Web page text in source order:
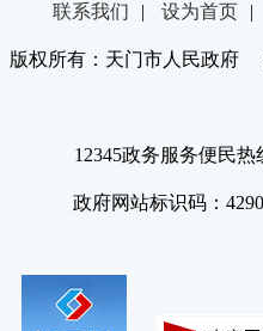
联系我们 | 设为首页 |
版权所有：天门市人民政府
12345政务服务便民热
政府网站标识码：